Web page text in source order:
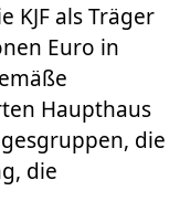
KJF als Träger
Euro in
Haupthaus
die
die